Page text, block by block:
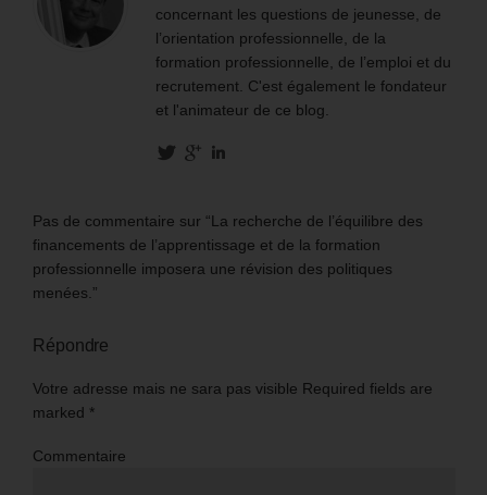
concernant les questions de jeunesse, de
l’orientation professionnelle, de la
formation professionnelle, de l’emploi et du
recrutement. C'est également le fondateur
et l'animateur de ce blog.
Pas de commentaire sur “La recherche de l’équilibre des
financements de l’apprentissage et de la formation
professionnelle imposera une révision des politiques
menées.”
Répondre
Votre adresse mais ne sara pas visible Required fields are
marked *
Commentaire